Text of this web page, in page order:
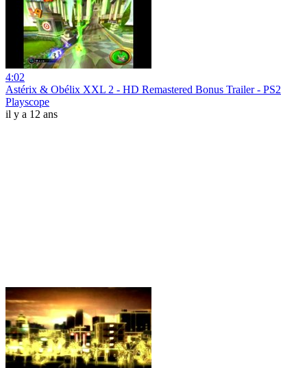
4:02
Astérix & Obélix XXL 2 - HD Remastered Bonus Trailer - PS2
Playscope
il y a 12 ans